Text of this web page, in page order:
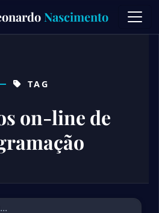
Nascimento
TAG
on-line de